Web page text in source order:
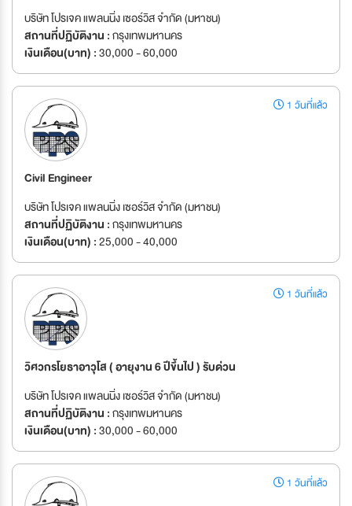
บริษัท โปรเจค แพลนนิ่ง เซอร์วิส จำกัด (มหาชน)
สถานที่ปฏิบัติงาน :กรุงเทพมหานคร
เงินเดือน(บาท) :30,000 - 60,000
1 วันที่แล้ว
Civil Engineer
บริษัท โปรเจค แพลนนิ่ง เซอร์วิส จำกัด (มหาชน)
สถานที่ปฏิบัติงาน :กรุงเทพมหานคร
เงินเดือน(บาท) :25,000 - 40,000
1 วันที่แล้ว
วิศวกรโยธาอาวุโส ( อายุงาน 6 ปีขึ้นไป ) รับด่วน
บริษัท โปรเจค แพลนนิ่ง เซอร์วิส จำกัด (มหาชน)
สถานที่ปฏิบัติงาน :กรุงเทพมหานคร
เงินเดือน(บาท) :30,000 - 60,000
1 วันที่แล้ว